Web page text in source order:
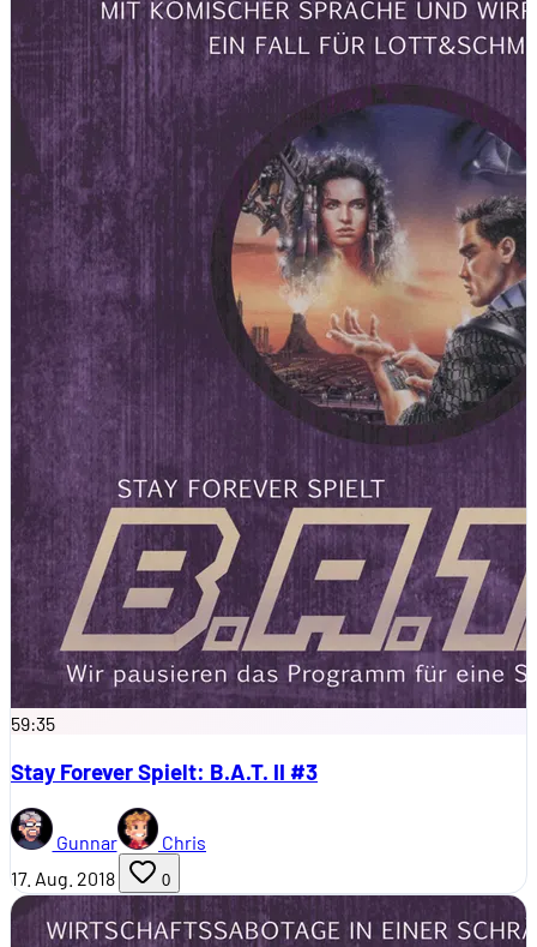
59:35
Stay Forever Spielt: B.A.T. II #3
Gunnar
Chris
17. Aug. 2018
0